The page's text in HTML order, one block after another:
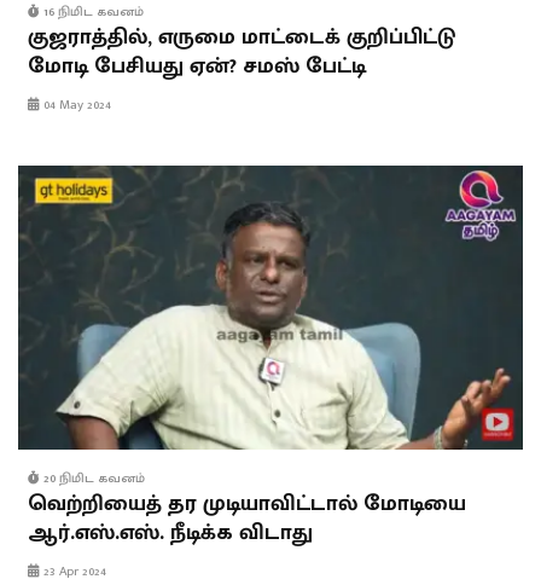
16 நிமிட கவனம்
குஜராத்தில், எருமை மாட்டைக் குறிப்பிட்டு
மோடி பேசியது ஏன்? சமஸ் பேட்டி
04 May 2024
20 நிமிட கவனம்
வெற்றியைத் தர முடியாவிட்டால் மோடியை
ஆர்.எஸ்.எஸ். நீடிக்க விடாது
23 Apr 2024